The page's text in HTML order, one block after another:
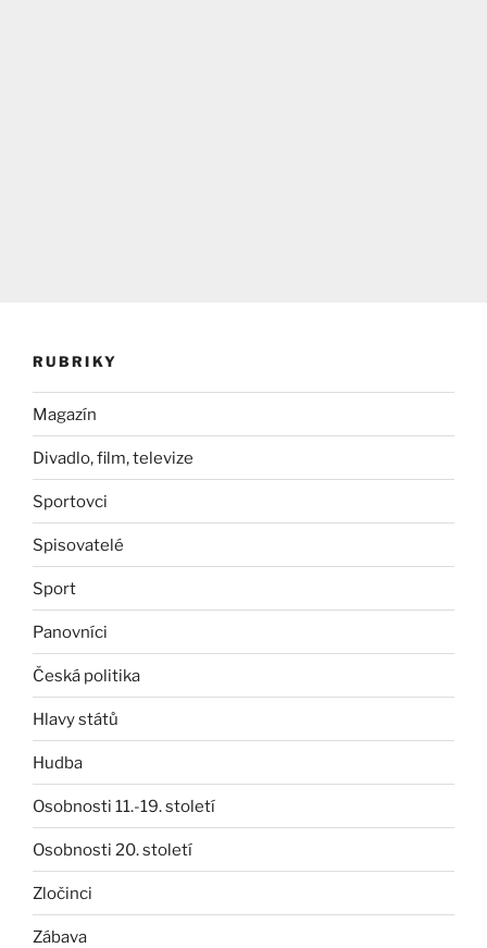
RUBRIKY
Magazín
Divadlo, film, televize
Sportovci
Spisovatelé
Sport
Panovníci
Česká politika
Hlavy států
Hudba
Osobnosti 11.-19. století
Osobnosti 20. století
Zločinci
Zábava